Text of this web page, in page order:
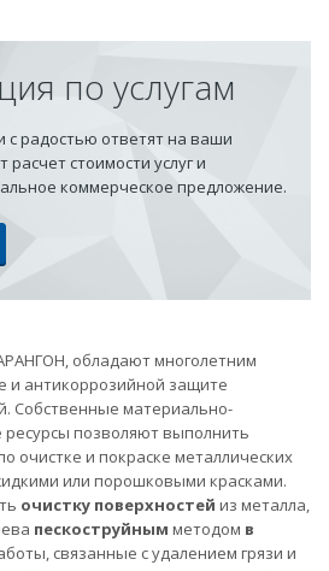
по услугам
радостью ответят на ваши
стоимости услуг и
коммерческое предложение.
обладают многолетним
и антикоррозийной защите
Собственные материально-
позволяют выполнить
очистке и покраске металлических
или порошковыми красками.
очистку поверхностей из металла,
пескоструйным методом в
связанные с удалением грязи и